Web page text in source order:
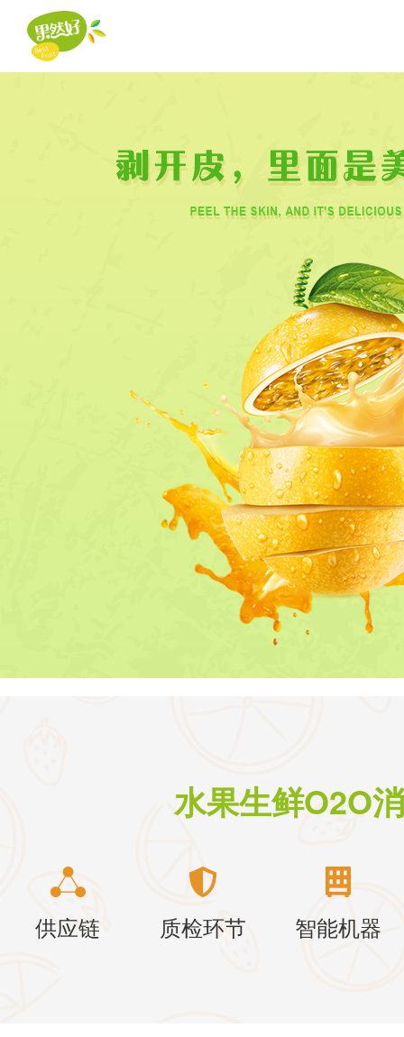
水果生鲜O2O
供应链 质检环节 智能机器